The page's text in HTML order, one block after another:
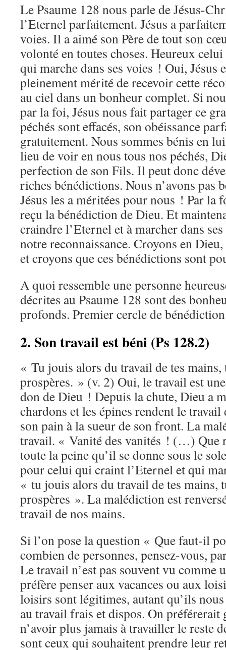
Le Psaume 128 nous parle de Jésus-
l’Eternel parfaitement. Jésus a
voies. Il a aimé son Père de tout son
volonté en toutes choses. Heureux
qui marche dans ses voies ! Oui, Jésus
pleinement mérité de recevoir cette
au ciel dans un bonheur complet. Si
par la foi, Jésus nous fait partager ce
péchés sont effacés, son obéissance
gratuitement. Nous sommes bénis en
lieu de voir en nous tous nos péchés,
perfection de son Fils. Il peut donc
riches bénédictions. Nous n’avons pas
Jésus les a méritées pour nous ! Par la
reçu la bénédiction de Dieu. Et
craindre l’Eternel et à marcher dans
notre reconnaissance. Croyons en
et croyons que ces bénédictions sont
A quoi ressemble une personne
décrites au Psaume 128 sont des
profonds. Premier cercle de
2. Son travail est béni (Ps 128.2)
« Tu jouis alors du travail de tes mains,
prospères. » (v. 2) Oui, le travail est
don de Dieu ! Depuis la chute, Dieu a
chardons et les épines rendent le
son pain à la sueur de son front. La
travail. « Vanité des vanités ! (…) Que
toute la peine qu’il se donne sous le
pour celui qui craint l’Eternel et qui
« tu jouis alors du travail de tes mains,
prospères ». La malédiction est
travail de nos mains.
Si l’on pose la question « Que faut-il
combien de personnes, pensez-vous,
Le travail n’est pas souvent vu comme
préfère penser aux vacances ou aux
loisirs sont légitimes, autant qu’ils
au travail frais et dispos. On préférerait
n’avoir plus jamais à travailler le reste
sont ceux qui souhaitent prendre leur